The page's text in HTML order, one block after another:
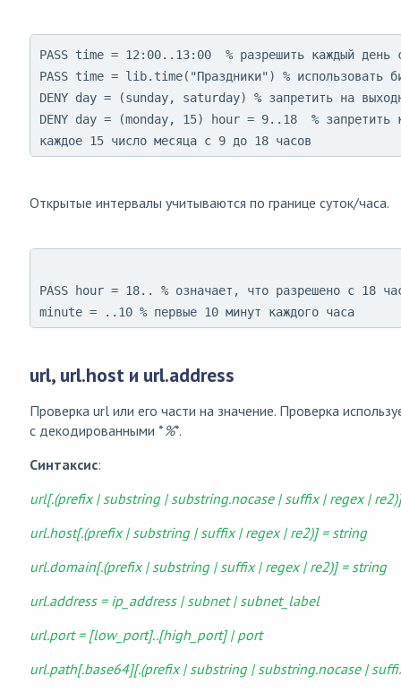
PASS time = 12:00..13:00  % разрешить каждый день
PASS time = lib.time("Праздники") % использовать
DENY day = (sunday, saturday) % запретить на
DENY day = (monday, 15) hour = 9..18  % запретить
каждое 15 число месяца с 9 до 18 часов
Открытые интервалы учитываются по границе суток/часа.
PASS hour = 18.. % означает, что разрешено с 18
minute = ..10 % первые 10 минут каждого часа
url, url.host и url.address
Проверка url или его части на значение. Проверка
c декодированными *%*.
Синтаксис:
url[.(prefix | substring | substring.nocase | suffix | regex |
url.host[.(prefix | substring | suffix | regex | re2)] = string
url.domain[.(prefix | substring | suffix | regex | re2)] = string
url.address = ip_address | subnet | subnet_label
url.port = [low_port]..[high_port] | port
url.path[.base64][.(prefix | substring | substring.nocase |